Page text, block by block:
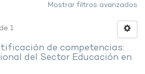
Mostrar filtros avanzados
1
de competencias:
del Sector Educación en